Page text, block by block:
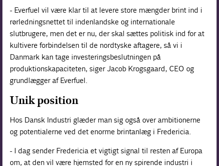
- Everfuel vil være klar til at levere store mængder brint ind i
rørledningsnettet til indenlandske og internationale
slutbrugere, men det er nu, der skal sættes politisk ind for at
kultivere forbindelsen til de nordtyske aftagere, så vi i
Danmark kan tage investeringsbeslutningen på
produktionskapaciteten, siger Jacob Krogsgaard, CEO og
grundlægger af Everfuel.
Unik position
Hos Dansk Industri glæder man sig også over ambitionerne
og potentialerne ved det enorme brintanlæg i Fredericia.
- I dag sender Fredericia et vigtigt signal til resten af Europa
om, at den vil være hjemsted for en ny spirende industri i